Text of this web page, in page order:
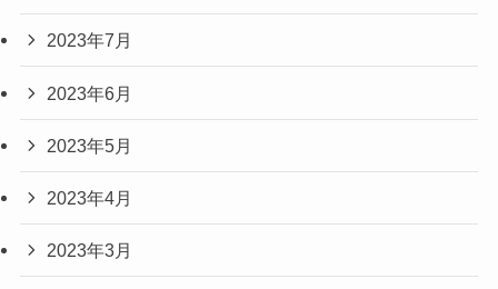
2023年7月
2023年6月
2023年5月
2023年4月
2023年3月